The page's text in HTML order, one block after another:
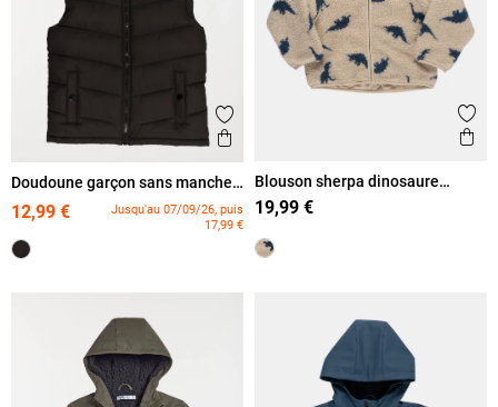
Ajouter aux favoris
Aperçu rapide
Doudoune garçon sans manches
12,99 €
Jusqu'au 07/09/26, puis
17,99 €
Blouson sherpa dinosaure
garçon (3-8A)
19,99 €